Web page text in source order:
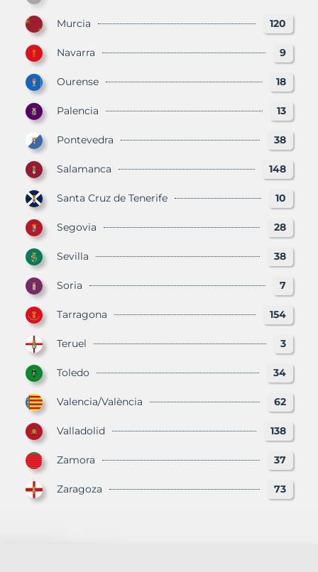
Murcia 120
Navarra 9
Ourense 18
Palencia 13
Pontevedra 38
Salamanca 148
Santa Cruz de Tenerife 10
Segovia 28
Sevilla 38
Soria 7
Tarragona 154
Teruel 3
Toledo 34
Valencia/València 62
Valladolid 138
Zamora 37
Zaragoza 73